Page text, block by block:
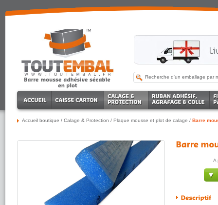
Accueil boutique / Calage & Protection / Plaque mousse et plot de calage / Barre
A